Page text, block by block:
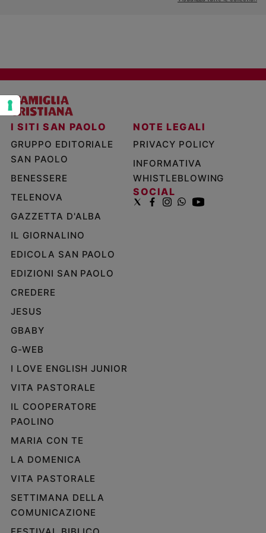
Pubblicità
Redazione
Social
I SITI SAN PAOLO
GRUPPO EDITORIALE
SAN PAOLO
BENESSERE
TELENOVA
GAZZETTA D'ALBA
IL GIORNALINO
EDICOLA SAN PAOLO
EDIZIONI SAN PAOLO
CREDERE
JESUS
GBABY
G-WEB
I LOVE ENGLISH JUNIOR
VITA PASTORALE
IL COOPERATORE
PAOLINO
MARIA CON TE
LA DOMENICA
VITA PASTORALE
SETTIMANA DELLA
COMUNICAZIONE
NOTE LEGALI
PRIVACY POLICY
INFORMATIVA
WHISTLEBLOWING
SOCIAL